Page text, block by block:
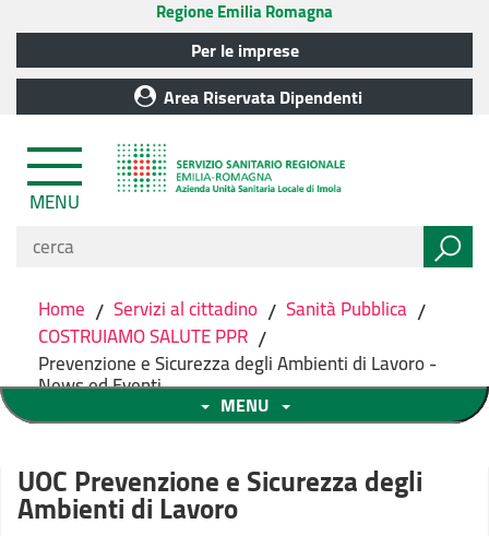
Regione Emilia Romagna
Per le imprese
Area Riservata Dipendenti
MENU
Home / Servizi al cittadino / Sanità Pubblica /
COSTRUIAMO SALUTE PPR /
Prevenzione e Sicurezza degli Ambienti di Lavoro -
News ed Eventi
MENU
UOC Prevenzione e Sicurezza degli
Ambienti di Lavoro